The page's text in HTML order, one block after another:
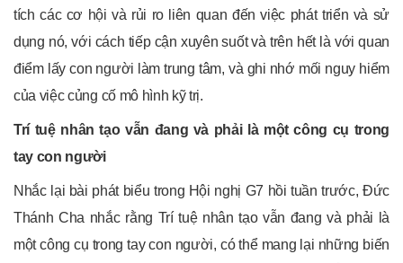
tích các cơ hội và rủi ro liên quan đến việc phát triển và sử
dụng nó, với cách tiếp cận xuyên suốt và trên hết là với quan
điểm lấy con người làm trung tâm, và ghi nhớ mối nguy hiểm
của việc củng cố mô hình kỹ trị.
Trí tuệ nhân tạo vẫn đang và phải là một công cụ trong
tay con người
Nhắc lại bài phát biểu trong Hội nghị G7 hồi tuần trước, Đức
Thánh Cha nhắc rằng Trí tuệ nhân tạo vẫn đang và phải là
một công cụ trong tay con người, có thể mang lại những biến